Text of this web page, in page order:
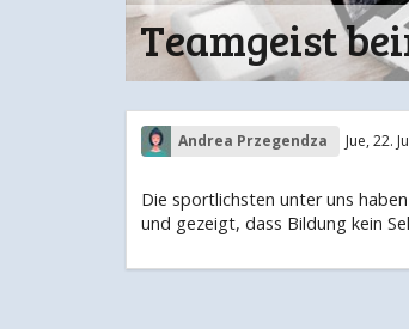
Teamgeist
Andrea Przegendza Jue, 22.
Die sportlichsten unter uns
und gezeigt, dass Bildung kein